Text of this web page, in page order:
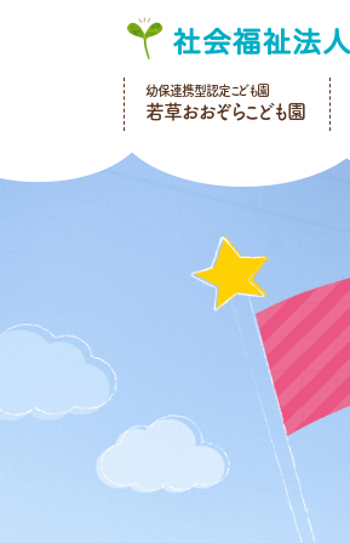
幼保連携型認定こども園
若草おおぞらこども園